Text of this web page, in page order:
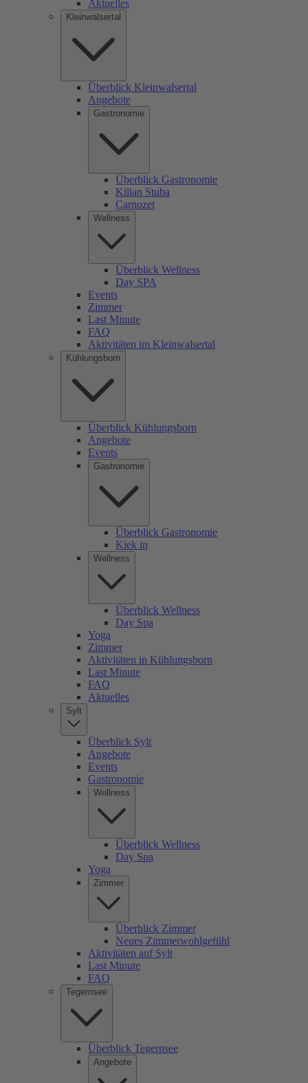
Aktuelles
Kleinwalsertal
Überblick Kleinwalsertal
Angebote
Gastronomie
Überblick Gastronomie
Kilian Stuba
Carnozet
Wellness
Überblick Wellness
Day SPA
Events
Zimmer
Last Minute
FAQ
Aktivitäten im Kleinwalsertal
Kühlungsborn
Überblick Kühlungsborn
Angebote
Events
Gastronomie
Überblick Gastronomie
Kiek in
Wellness
Überblick Wellness
Day Spa
Yoga
Zimmer
Aktivitäten in Kühlungsborn
Last Minute
FAQ
Aktuelles
Sylt
Überblick Sylt
Angebote
Events
Gastronomie
Wellness
Überblick Wellness
Day Spa
Yoga
Zimmer
Überblick Zimmer
Neues Zimmerwohlgefühl
Aktivitäten auf Sylt
Last Minute
FAQ
Tegernsee
Überblick Tegernsee
Angebote